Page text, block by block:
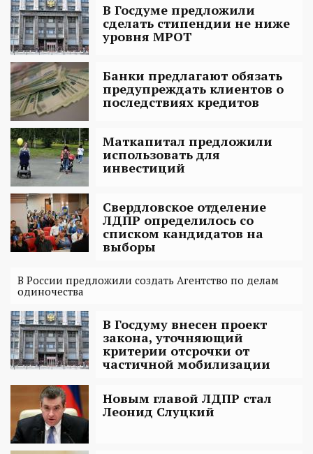
В Госдуме предложили
сделать стипендии не ниже
уровня МРОТ
Банки предлагают обязать
предупреждать клиентов о
последствиях кредитов
Маткапитал предложили
использовать для
инвестиций
Свердловское отделение
ЛДПР определилось со
списком кандидатов на
выборы
В России предложили создать Агентство по делам
одиночества
В Госдуму внесен проект
закона, уточняющий
критерии отсрочки от
частичной мобилизации
Новым главой ЛДПР стал
Леонид Слуцкий